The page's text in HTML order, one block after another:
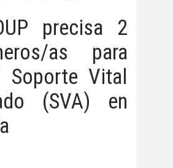
precisa 2
as para
Soporte Vital
(SVA) en